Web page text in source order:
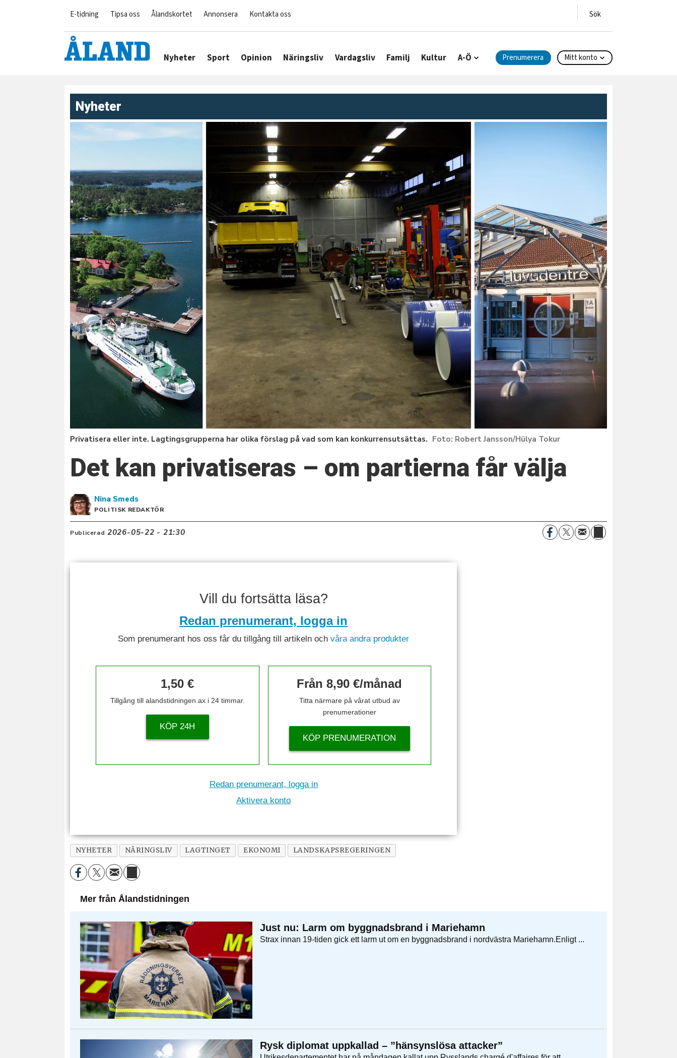
E-tidning Tipsa oss Ålandskortet Annonsera Kontakta oss
Nyheter Sport Opinion Näringsliv Vardagsliv Familj Kultur A-Ö Prenumerera Mitt konto
Nyheter
Privatisera eller inte. Lagtingsgrupperna har olika förslag på vad som kan konkurrensutsättas. Robert Jansson/Hülya Tokur
Det kan privatiseras – om partierna får välja
Nina Smeds
POLITISK REDAKTÖR
Publicerad 2026-05-22 - 21:30
Vill du fortsätta läsa?
Redan prenumerant, logga in
Som prenumerant hos oss får du tillgång till artikeln ochvåra andra produkter
1,50 €
Tillgång till alandstidningen.ax i 24 timmar.
KÖP 24H
Från 8,90 €/månad
Titta närmare på vårat utbud av
prenumerationer
KÖP PRENUMERATION
Redan prenumerant, logga in
Aktivera konto
NYHETER NÄRINGSLIV LAGTINGET EKONOMI LANDSKAPSREGERINGEN